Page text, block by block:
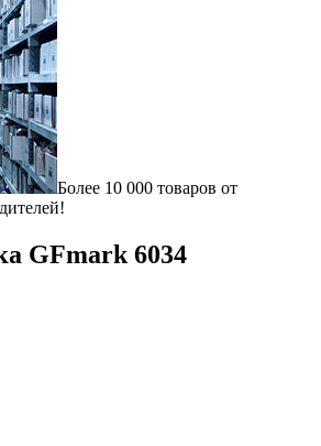
Более 10 000 товаров от
GFmark 6034